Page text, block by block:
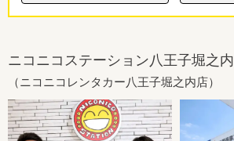
ニコニコステーション八王子堀之内
（ニコニコレンタカー八王子堀之内店）